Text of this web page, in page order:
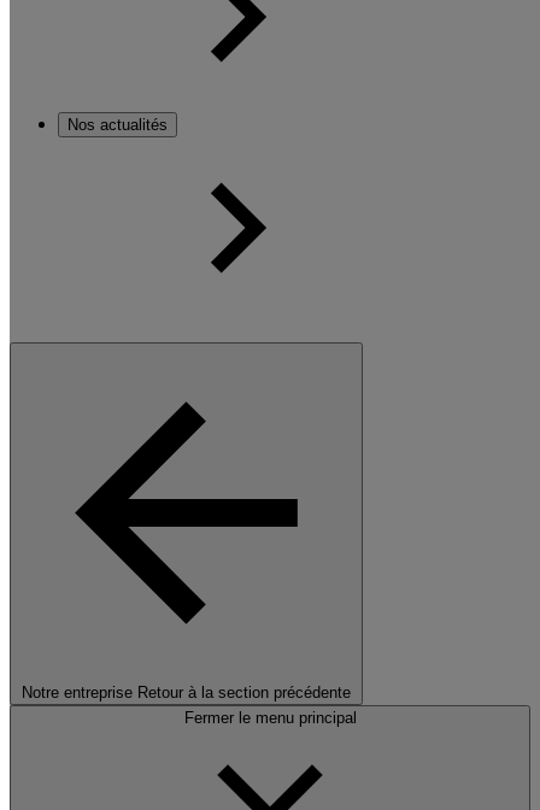
Nos actualités
Notre entreprise Retour à la section précédente
Fermer le menu principal